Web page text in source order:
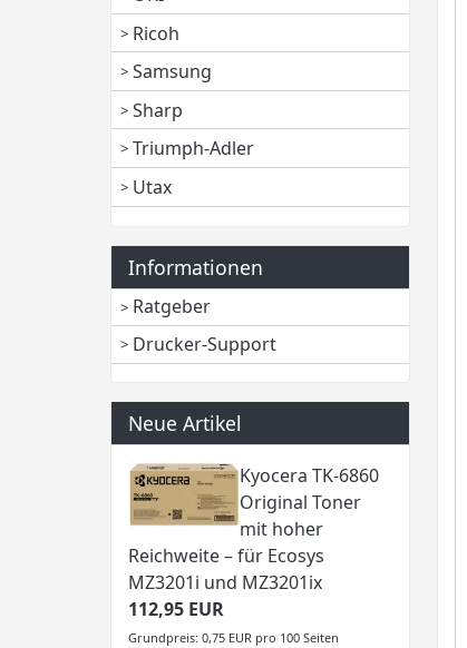
Ricoh
Samsung
Sharp
Triumph-Adler
Utax
Informationen
Ratgeber
Drucker-Support
Neue Artikel
Kyocera TK-6860
Original Toner
mit hoher
Reichweite – für Ecosys
MZ3201i und MZ3201ix
112,95 EUR
Grundpreis: 0,75 EUR pro 100 Seiten